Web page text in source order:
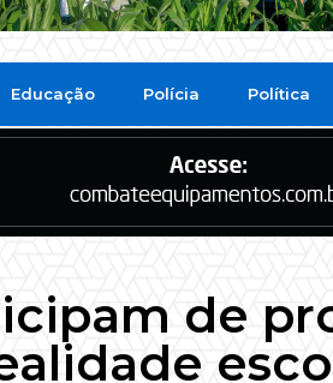
Educação Polícia Política
de